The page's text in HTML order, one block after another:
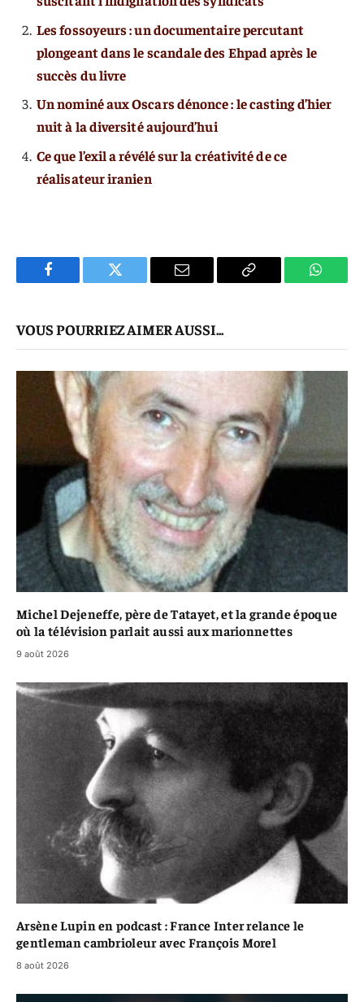
Les fossoyeurs : un documentaire percutant
plongeant dans le scandale des Ehpad après le
succès du livre
Un nominé aux Oscars dénonce : le casting d’hier
nuit à la diversité aujourd’hui
Ce que l’exil a révélé sur la créativité de ce
réalisateur iranien
Facebook Twitter
E-
Copier
VOUS POURRIEZ AIMER AUSSI...
Michel Dejeneffe, père de Tatayet, et la grande époque
où la télévision parlait aussi aux marionnettes
9 août 2026
Arsène Lupin en podcast : France Inter relance le
gentleman cambrioleur avec François Morel
8 août 2026